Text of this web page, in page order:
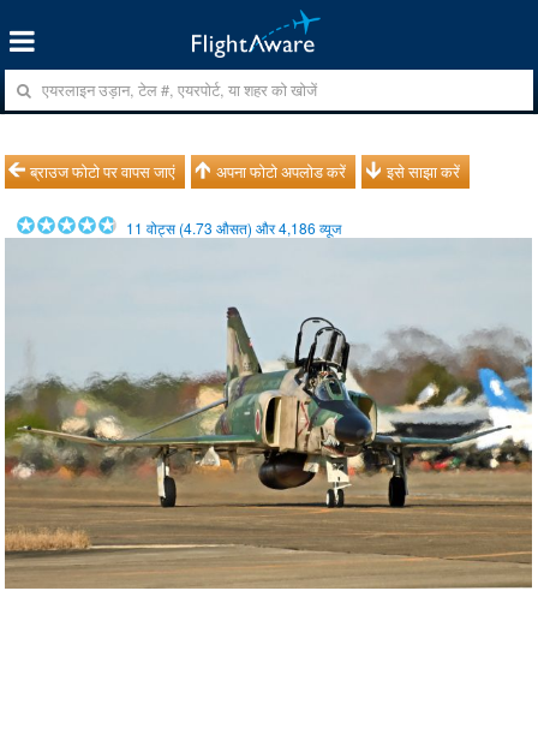
ब्राउज फोटो पर वापस जाएं अपना फोटो अपलोड करें इसे साझा करें
11 वोट्स (4.73 औसत) और4,186 व्यूज